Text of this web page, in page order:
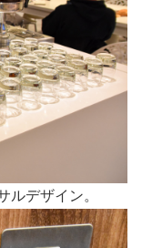
ルデザイン。